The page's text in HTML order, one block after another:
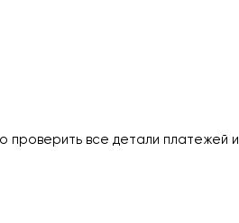
проверить все детали платежей и